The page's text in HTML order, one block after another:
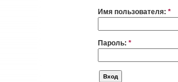
Имя пользователя: *
Пароль: *